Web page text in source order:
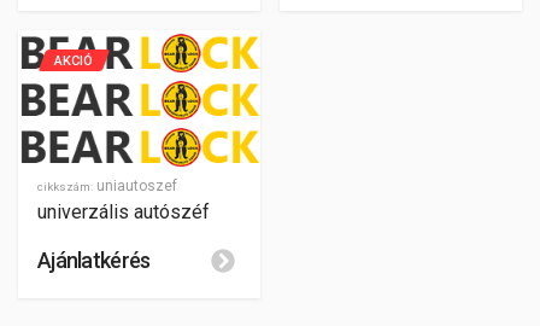
cikkszám: uniautoszef
AKCIÓ
univerzális autószéf
Ajánlatkérés